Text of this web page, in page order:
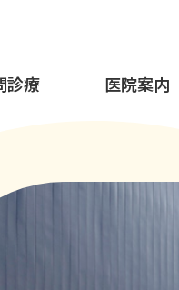
診療 医院案内